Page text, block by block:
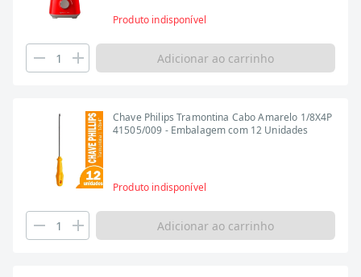
Produto indisponível
Adicionar ao carrinho
Chave Philips Tramontina Cabo Amarelo 1/8X4P
41505/009 - Embalagem com 12 Unidades
Produto indisponível
Adicionar ao carrinho